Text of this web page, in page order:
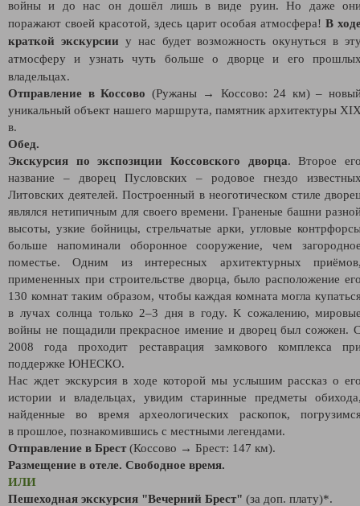
войны и до нас он дошёл лишь в виде руин. Но даже
поражают своей красотой, здесь царит особая атмосфера!В
краткой экскурсии у нас будет возможность окунуться в
атмосферу и узнать чуть больше о дворце и его
владельцах.
Отправление в Коссово (Ружаны → Коссово: 24 км) –
уникальный объект нашего маршрута, памятник архитектуры
в.
Обед.
Экскурсия по экспозиции Коссовского дворца. Второе
название – дворец Пусловских – родовое гнездо
Литовских деятелей. Построенный в неоготическом стиле
являлся нетипичным для своего времени. Граненые башни
высоты, узкие бойницы, стрельчатые арки, угловые
больше напоминали оборонное сооружение, чем
поместье. Одним из интересных архитектурных
примененных при строительстве дворца, было расположение
130 комнат таким образом, чтобы каждая комната могла
в лучах солнца только 2–3 дня в году. К сожалению,
войны не пощадили прекрасное имение и дворец был сожжен.
2008 года проходит реставрация замкового комплекса
поддержке ЮНЕСКО.
Нас ждет экскурсия в ходе которой мы услышим рассказ о
истории и владельцах, увидим старинные предметы
найденные во время археологических раскопок,
в прошлое, познакомившись с местными легендами.
Отправление в Брест(Коссово → Брест: 147 км).
Размещение в отеле. Свободное время.
ИЛИ
Пешеходная экскурсия "Вечерний Брест" (за доп. плату)*.